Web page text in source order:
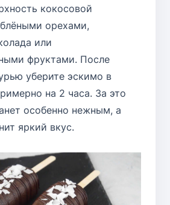
кокосовой
орехами,
или
фруктами. После
уберите эскимо в
на 2 часа. За это
особенно нежным, а
яркий вкус.